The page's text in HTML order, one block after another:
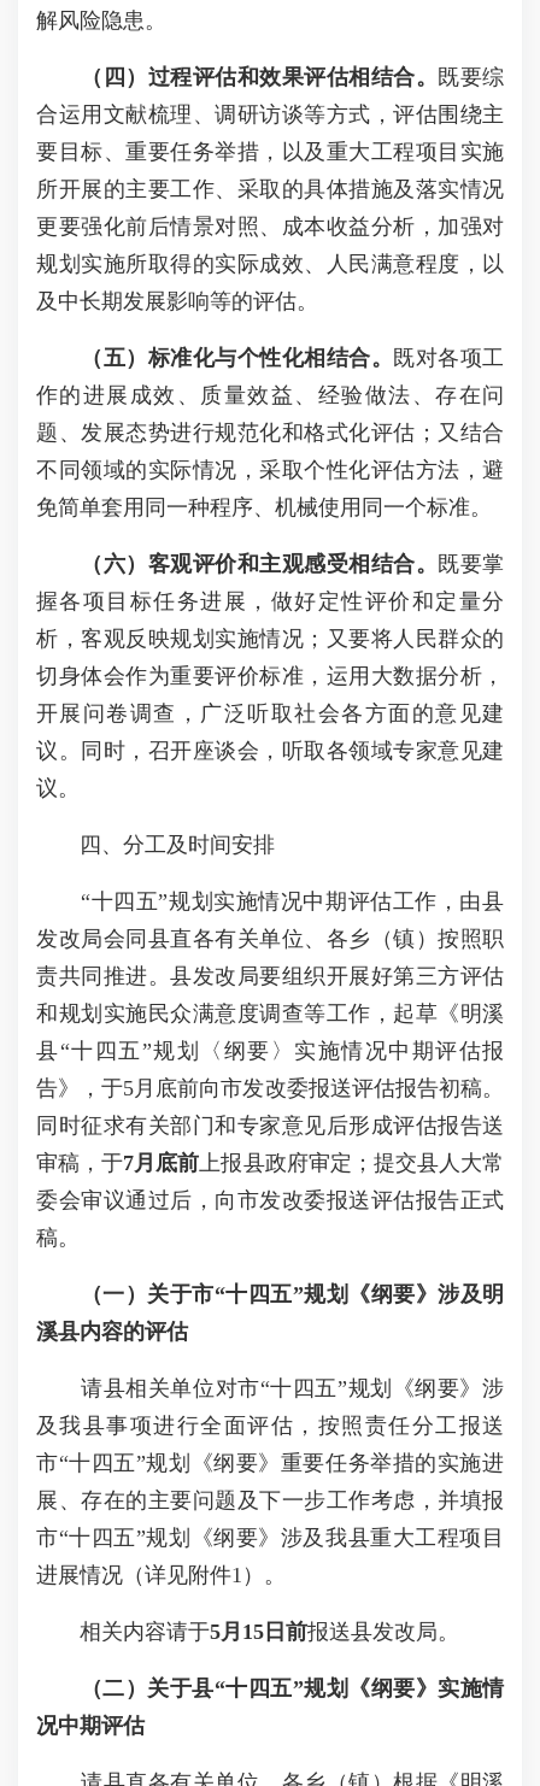
解风险隐患。
（四）过程评估和效果评估相结合。 既要综
合运用文献梳理、调研访谈等方式，评估围绕主
要目标、重要任务举措，以及重大工程项目实施
所开展的主要工作、采取的具体措施及落实情况
更要强化前后情景对照、成本收益分析，加强对
规划实施所取得的实际成效、人民满意程度，以
及中长期发展影响等的评估。
（五）标准化与个性化相结合。 既对各项工
作的进展成效、质量效益、经验做法、存在问
题、发展态势进行规范化和格式化评估；又结合
不同领域的实际情况，采取个性化评估方法，避
免简单套用同一种程序、机械使用同一个标准。
（六）客观评价和主观感受相结合。 既要掌
握各项目标任务进展，做好定性评价和定量分
析，客观反映规划实施情况；又要将人民群众的
切身体会作为重要评价标准，运用大数据分析，
开展问卷调查，广泛听取社会各方面的意见建
议。同时，召开座谈会，听取各领域专家意见建
议。
四、分工及时间安排
“十四五”规划实施情况中期评估工作，由县
发改局会同县直各有关单位、各乡（镇）按照职
责共同推进。县发改局要组织开展好第三方评估
和规划实施民众满意度调查等工作，起草《明溪
县“十四五”规划〈纲要〉实施情况中期评估报
告》，于5月底前向市发改委报送评估报告初稿。
同时征求有关部门和专家意见后形成评估报告送
审稿，于7月底前上报县政府审定；提交县人大常
委会审议通过后，向市发改委报送评估报告正式
稿。
（一）关于市“十四五”规划《纲要》涉及明
溪县内容的评估
请县相关单位对市“十四五”规划《纲要》涉
及我县事项进行全面评估，按照责任分工报送
市“十四五”规划《纲要》重要任务举措的实施进
展、存在的主要问题及下一步工作考虑，并填报
市“十四五”规划《纲要》涉及我县重大工程项目
进展情况（详见附件1）。
相关内容请于5月 15 日前报送县发改局。
（二）关于县“十四五”规划《纲要》实施情
况中期评估